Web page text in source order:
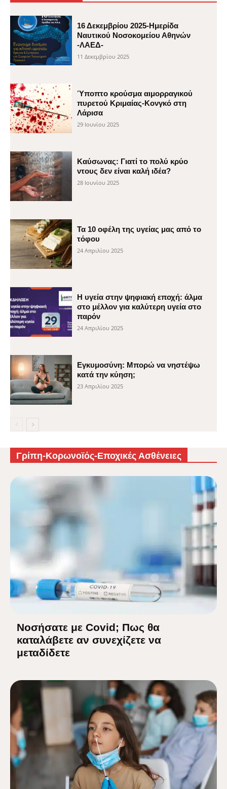
16 Δεκεμβρίου 2025-Ημερίδα
Ναυτικού Νοσοκομείου Αθηνών
-ΛΑΕΔ-
11 Δεκεμβρίου 2025
Ύποπτο κρούσμα αιμορραγικού
πυρετού Κριμαίας-Κονγκό στη
Λάρισα
29 Ιουνίου 2025
Καύσωνας: Γιατί το πολύ κρύο
ντους δεν είναι καλή ιδέα?
28 Ιουνίου 2025
Τα 10 οφέλη της υγείας μας από το
τόφου
24 Απριλίου 2025
H υγεία στην ψηφιακή εποχή: άλμα
στο μέλλον για καλύτερη υγεία στο
παρόν
24 Απριλίου 2025
Εγκυμοσύνη: Μπορώ να νηστέψω
κατά την κύηση;
23 Απριλίου 2025
Γρίπη-Κορωνοϊός-Εποχικές Ασθένειες
Νοσήσατε με Covid; Πως θα
καταλάβετε αν συνεχίζετε να
μεταδίδετε